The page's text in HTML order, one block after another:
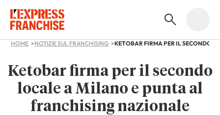
HOME NOTIZIE SUL FRANCHISING
Ketobar firma per il secondo
locale a Milano e punta al
franchising nazionale